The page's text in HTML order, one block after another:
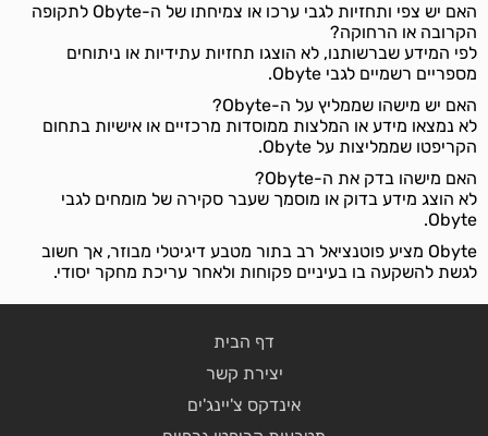
האם יש צפי ותחזיות לגבי ערכו או צמיחתו של ה-Obyte לתקופה
הקרובה או הרחוקה?
לפי המידע שברשותנו, לא הוצגו תחזיות עתידיות או ניתוחים
מספריים רשמיים לגבי Obyte.
האם יש מישהו שממליץ על ה-Obyte?
לא נמצאו מידע או המלצות ממוסדות מרכזיים או אישיות בתחום
הקריפטו שממליצות על Obyte.
האם מישהו בדק את ה-Obyte?
לא הוצג מידע בדוק או מוסמך שעבר סקירה של מומחים לגבי
Obyte.
Obyte מציע פוטנציאל רב בתור מטבע דיגיטלי מבוזר, אך חשוב
לגשת להשקעה בו בעיניים פקוחות ולאחר עריכת מחקר יסודי.
דף הבית
יצירת קשר
אינדקס צ'יינג'ים